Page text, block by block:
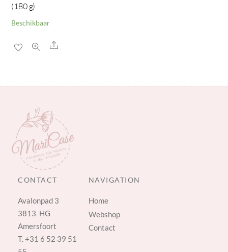
(180 g)
Beschikbaar
Share
CONTACT
Avalonpad 3
3813 HG
Amersfoort
T.+31 6 52 39 51
NAVIGATION
Home
Webshop
Contact